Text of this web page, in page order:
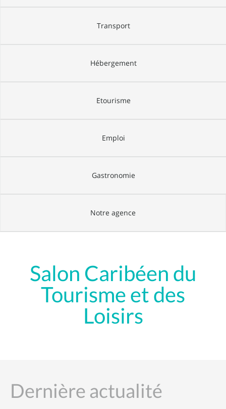
Transport
Hébergement
Etourisme
Emploi
Gastronomie
Notre agence
Salon Caribéen du
Tourisme et des
Loisirs
Dernière actualité